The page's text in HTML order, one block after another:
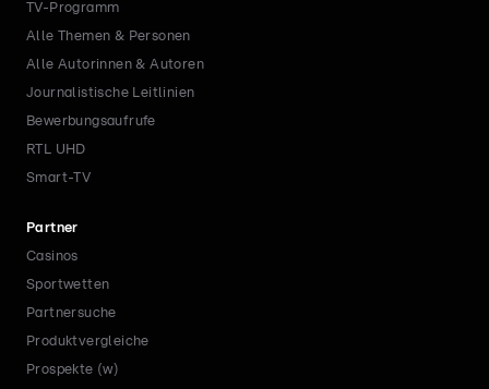
TV-Programm
Alle Themen & Personen
Alle Autorinnen & Autoren
Journalistische Leitlinien
Bewerbungsaufrufe
RTL UHD
Smart-TV
Partner
Casinos
Sportwetten
Partnersuche
Produktvergleiche
Prospekte (w)